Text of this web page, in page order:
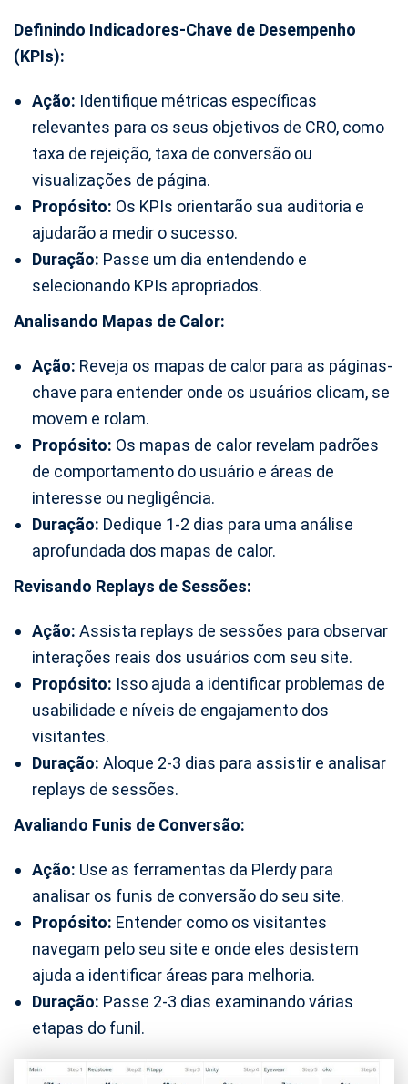
Definindo Indicadores-Chave de Desempenho
(KPIs):
Ação: Identifique métricas específicas
relevantes para os seus objetivos de CRO, como
taxa de rejeição, taxa de conversão ou
visualizações de página.
Propósito: Os KPIs orientarão sua auditoria e
ajudarão a medir o sucesso.
Duração: Passe um dia entendendo e
selecionando KPIs apropriados.
Analisando Mapas de Calor:
Ação: Reveja os mapas de calor para as páginas-
chave para entender onde os usuários clicam, se
movem e rolam.
Propósito: Os mapas de calor revelam padrões
de comportamento do usuário e áreas de
interesse ou negligência.
Duração: Dedique 1-2 dias para uma análise
aprofundada dos mapas de calor.
Revisando Replays de Sessões:
Ação: Assista replays de sessões para observar
interações reais dos usuários com seu site.
Propósito: Isso ajuda a identificar problemas de
usabilidade e níveis de engajamento dos
visitantes.
Duração: Aloque 2-3 dias para assistir e analisar
replays de sessões.
Avaliando Funis de Conversão:
Ação: Use as ferramentas da Plerdy para
analisar os funis de conversão do seu site.
Propósito: Entender como os visitantes
navegam pelo seu site e onde eles desistem
ajuda a identificar áreas para melhoria.
Duração: Passe 2-3 dias examinando várias
etapas do funil.